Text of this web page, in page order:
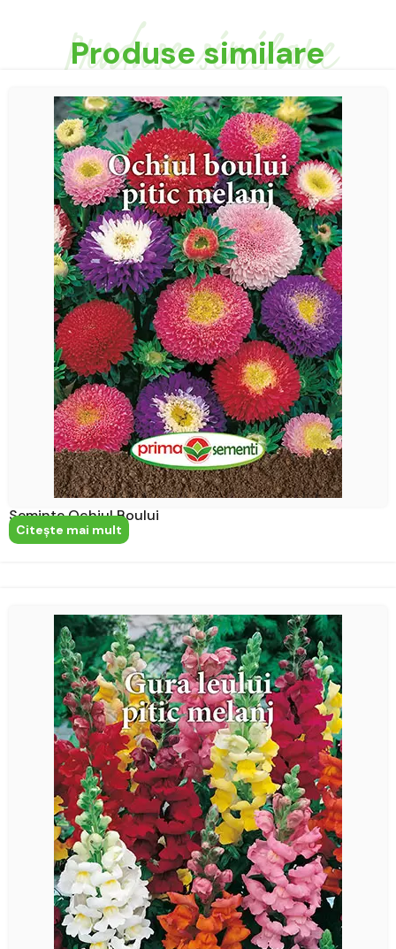
Produse similare
Produse similare
Seminte Ochiul Boului
Citeşte mai mult